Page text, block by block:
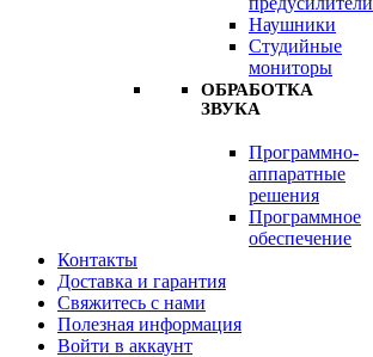
Наушники
Студийные
мониторы
ОБРАБОТКА
ЗВУКА
Программно-
аппаратные
решения
Программное
обеспечение
Контакты
Доставка и гарантия
Свяжитесь с нами
Полезная информация
Войти в аккаунт